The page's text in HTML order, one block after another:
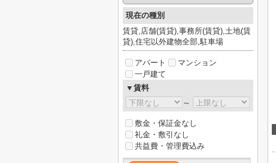
現在の種別
賃貸,店舗(賃貸),事務所(賃貸),土地(賃
貸),住宅以外建物全部,駐車場
アパート
マンション
一戸建て
▼賃料
～
敷金・保証金なし
礼金・敷引なし
共益費・管理費込み